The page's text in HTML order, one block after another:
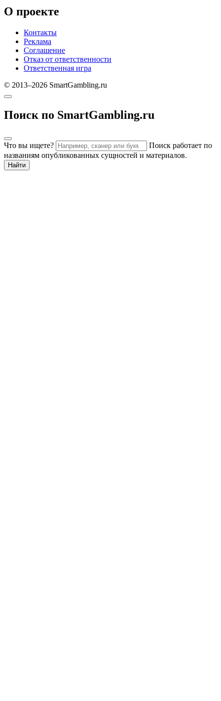
О проекте
Контакты
Реклама
Соглашение
Отказ от ответственности
Ответственная игра
© 2013–2026 SmartGambling.ru
Поиск по SmartGambling.ru
Что вы ищете?
Поиск работает по
названиям опубликованных сущностей и материалов.
Найти